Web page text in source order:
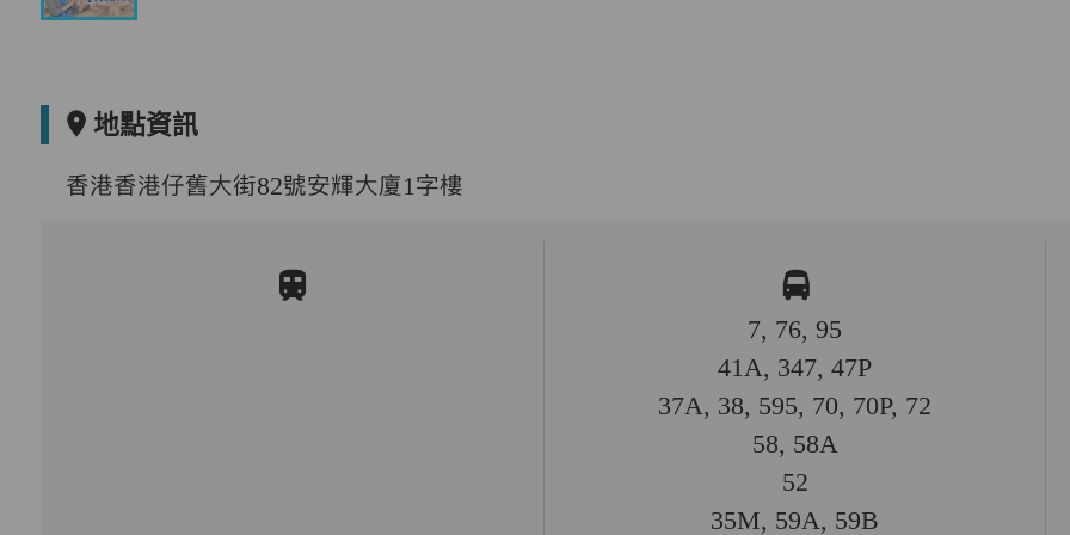
地點資訊
香港香港仔舊大街82號安輝大廈1字樓
7, 76, 95
41A, 347, 47P
37A, 38, 595, 70, 70P, 72
58, 58A
52
35M, 59A, 59B